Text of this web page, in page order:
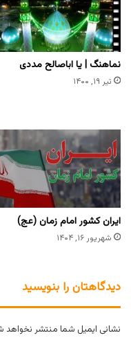
نماهنگ | یا اباصالح مددی
تیر ۱۹, ۱۴۰۰
ایران کشور امام زمان (عج)
شهریور ۱۶, ۱۴۰۴
دیدگاهتان را بنویسید
نشانی ایمیل شما منتشر نخواهد